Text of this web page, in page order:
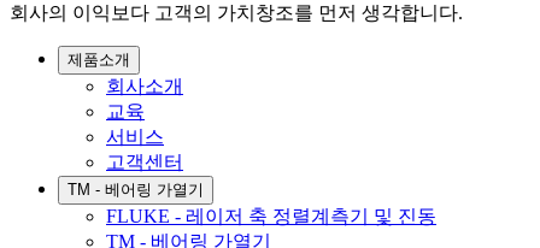
회사의 이익보다 고객의 가치창조를 먼저 생각합니다.
제품소개
회사소개
교육
서비스
고객센터
TM - 베어링 가열기
FLUKE - 레이저 축 정렬계측기 및 진동
TM - 베어링 가열기